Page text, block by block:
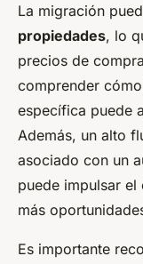
La migración
propiedades, lo
precios de
comprender
específica puede
Además, un alto
asociado con un
puede impulsar
más
Es importante